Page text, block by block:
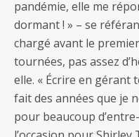
pandémie, elle me
dormant ! » – se
chargé avant le
tournées, pas assez
elle. « Écrire en gérant
fait des années que je
pour beaucoup